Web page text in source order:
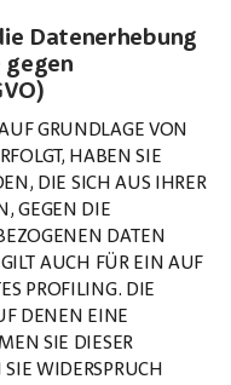
Datenerhebung
gegen
GRUNDLAGE VON
HABEN SIE
DIE SICH AUS IHRER
GEGEN DIE
DATEN
AUCH FÜR EIN AUF
PROFILING. DIE
DENEN EINE
SIE DIESER
WIDERSPRUCH